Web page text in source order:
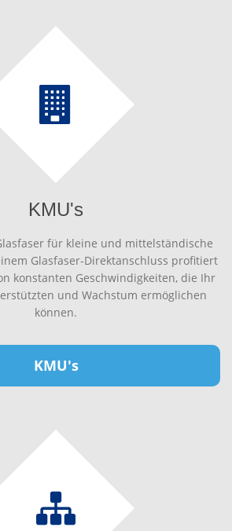
KMU's
für kleine und mittelständische
Glasfaser-Direktanschluss profitiert
konstanten Geschwindigkeiten, die Ihr
und Wachstum ermöglichen
können.
KMU's